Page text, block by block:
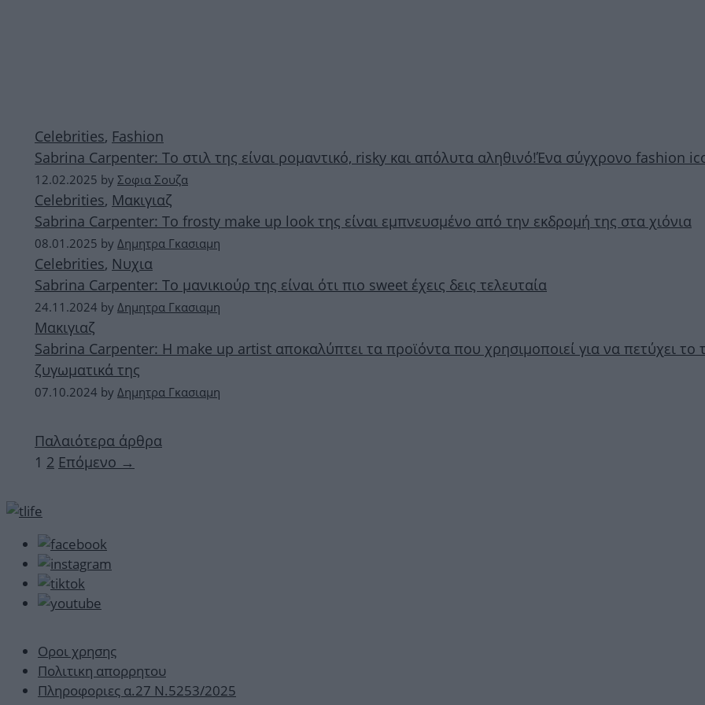
Celebrities, Fashion
Sabrina Carpenter: Το στιλ της είναι ρομαντικό, risky και απόλυτα αληθινό!Ένα σύγχρονο fashion
12.02.2025 by Σοφια Σουζα
Celebrities, Μακιγιαζ
Sabrina Carpenter: Το frosty make up look της είναι εμπνευσμένο από την εκδρομή της στα χιόνια
08.01.2025 by Δημητρα Γκασιαμη
Celebrities, Νυχια
Sabrina Carpenter: Το μανικιούρ της είναι ότι πιο sweet έχεις δεις τελευταία
24.11.2024 by Δημητρα Γκασιαμη
Μακιγιαζ
Sabrina Carpenter: H make up artist αποκαλύπτει τα προϊόντα που χρησιμοποιεί για να πετύχει το
ζυγωματικά της
07.10.2024 by Δημητρα Γκασιαμη
Παλαιότερα άρθρα
Σελίδα
1 Σελίδα
2 Επόμενο →
Οροι χρησης
Πολιτικη απορρητου
Πληροφοριες α.27 Ν.5253/2025